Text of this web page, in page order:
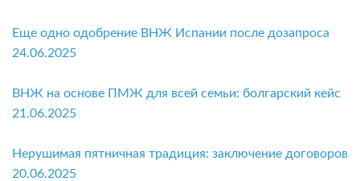
Еще одно одобрение ВНЖ Испании после дозапроса
24.06.2025
ВНЖ на основе ПМЖ для всей семьи: болгарский кейс
21.06.2025
Нерушимая пятничная традиция: заключение договоров
20.06.2025